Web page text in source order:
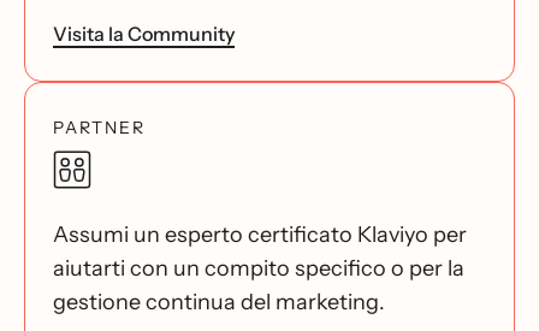
Visita la Community
PARTNER
Assumi un esperto certificato Klaviyo per
aiutarti con un compito specifico o per la
gestione continua del marketing.